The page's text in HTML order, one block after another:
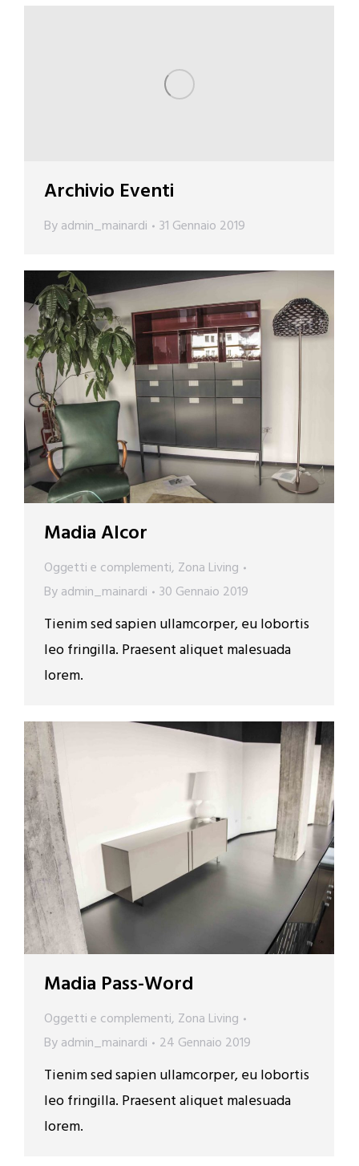
Archivio Eventi
Byadmin_mainardi 31 Gennaio 2019
Madia Alcor
Oggetti e complementi, Zona Living
Byadmin_mainardi 30 Gennaio 2019
Tienim sed sapien ullamcorper, eu lobortis
leo fringilla. Praesent aliquet malesuada
lorem.
Madia Pass-Word
Oggetti e complementi, Zona Living
Byadmin_mainardi 24 Gennaio 2019
Tienim sed sapien ullamcorper, eu lobortis
leo fringilla. Praesent aliquet malesuada
lorem.